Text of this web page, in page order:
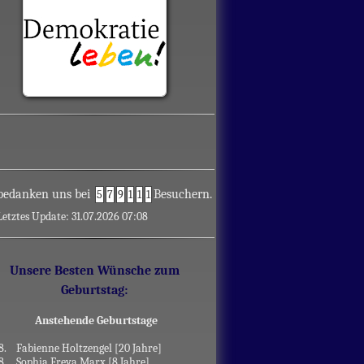
uns bei 5 7 9 1 1 1 Besuchern.
Update: 31.07.2026 07:08
Unsere Besten Wünsche zum
Geburtstag:
Anstehende Geburtstage
Fabienne Holtzengel [20 Jahre]